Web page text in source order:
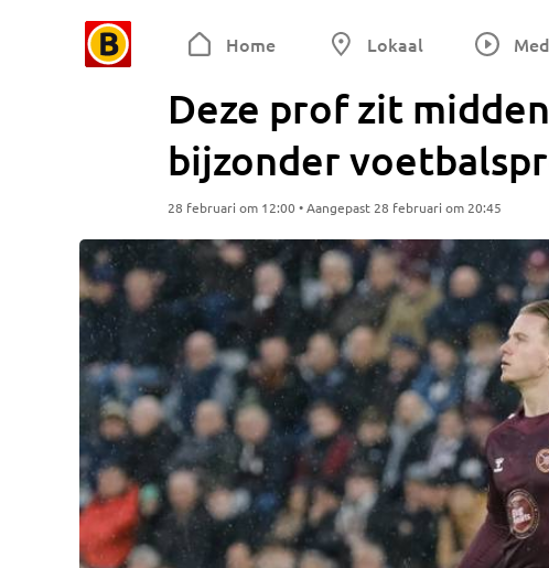
Home Lokaal
Deze prof zit
bijzonder
28 februari om 12:00 • Aangepast 28 februari om 20:45